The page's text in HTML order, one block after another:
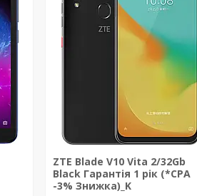
ZTE Blade V10 Vita 2/32Gb
Black Гарантія 1 рік (*CPA
-3% Знижка)_K